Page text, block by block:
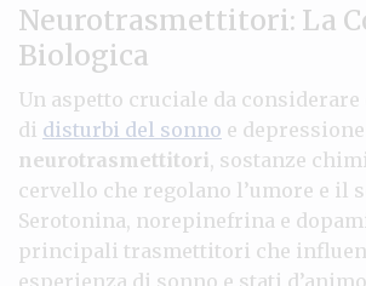
Neurotrasmettitori: La
Biologica
Un aspetto cruciale da
di disturbi del sonno e
neurotrasmettitori, sostanze
cervello che regolano l’umore e il
Serotonina, norepinefrina e
principali trasmettitori che
esperienza di sonno e stati